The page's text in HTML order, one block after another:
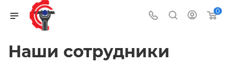
0
Наши сотрудники